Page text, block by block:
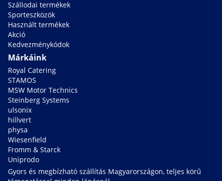
Szállodai termékek
Sporteszközök
Használt termékek
Akció
Kedvezménykódok
Márkáink
Royal Catering
STAMOS
MSW Motor Technics
Steinberg Systems
ulsonix
hillvert
physa
Wiesenfield
Fromm & Starck
Uniprodo
Gyors és megbízható szállítás Magyarországon, teljes körű